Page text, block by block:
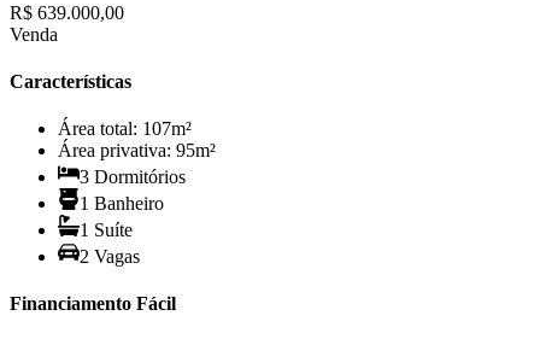
R$ 639.000,00
Venda
Características
Área total: 107m²
Área privativa: 95m²
3 Dormitórios
1 Banheiro
1 Suíte
2 Vagas
Financiamento Fácil